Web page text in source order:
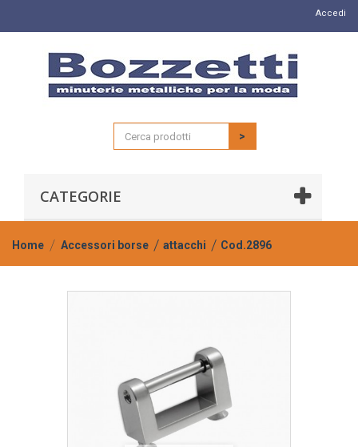
Accedi
>
CATEGORIE
Home Accessori borse attacchi Cod.2896